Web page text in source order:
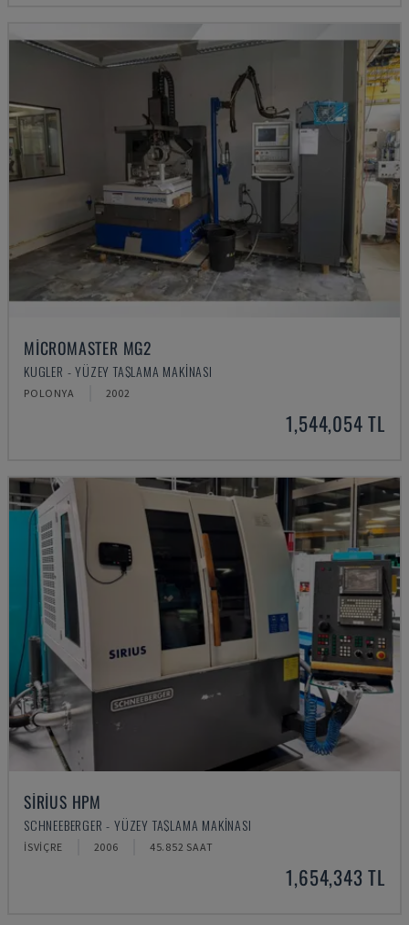
MICROMASTER MG2
KUGLER - YÜZEY TAŞLAMA MAKINASI
POLONYA 2002
1,544,054 TL
SIRIUS HPM
SCHNEEBERGER - YÜZEY TAŞLAMA MAKINASI
İSVIÇRE 2006 45.852 SAAT
1,654,343 TL